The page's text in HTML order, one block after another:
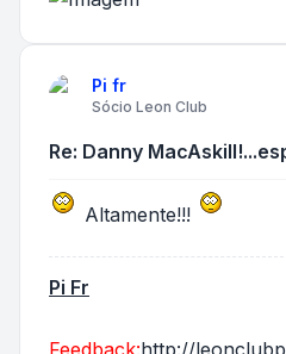
Pi fr
Sócio Leon Club
Re: Danny
Altamente!!!
Pi Fr
Feedback:http://